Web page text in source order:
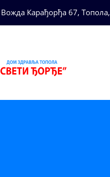
Карађорђа 67,